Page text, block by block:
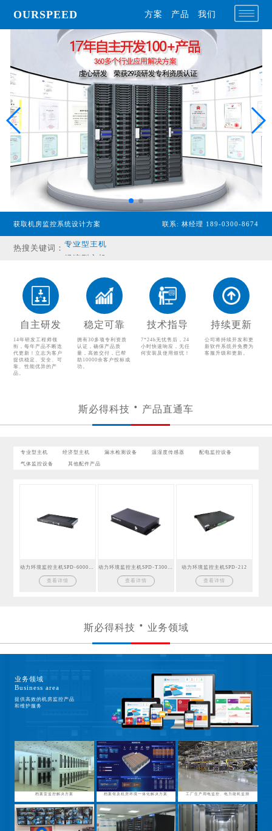
OURSPEED 方案 产品 我们
获取机房监控系统设计方案 联系: 林经理 189-0300-8674
热搜关键词：
经济型主机
温湿度传感器
配电监控设备
气体监控设备
其他配件产品
自主研发
14年研发工程师领
衔，每年产品不断迭
代更新！立志为客户
提供稳定、安全、可
靠、性能优异的产
品。
稳定可靠
拥有30多项专利资质
认证，确保产品质
量，高效交付，已帮
助10000余客户投标成
功。
技术指导
7*24h无忧售后，24
小时快速响应，无任
何安装及使用烦忧！
持续更新
公司将持续开发和更
新软件系统并免费为
客服升级和更新。
斯必得科技 产品直通车
专业型主机 经济型主机 漏水检测设备 温湿度传感器 配电监控设备
气体监控设备 其他配件产品
查看详情 查看详情
动力环境监控主机SPD-212
查看详情
斯必得科技 业务领域
业务领域
Business area
提供高效的机房监控产品
和维护服务
档案室监控解决方案 档案馆及机房环境一体化解决方案 工厂生产用电监控、电力能耗监测